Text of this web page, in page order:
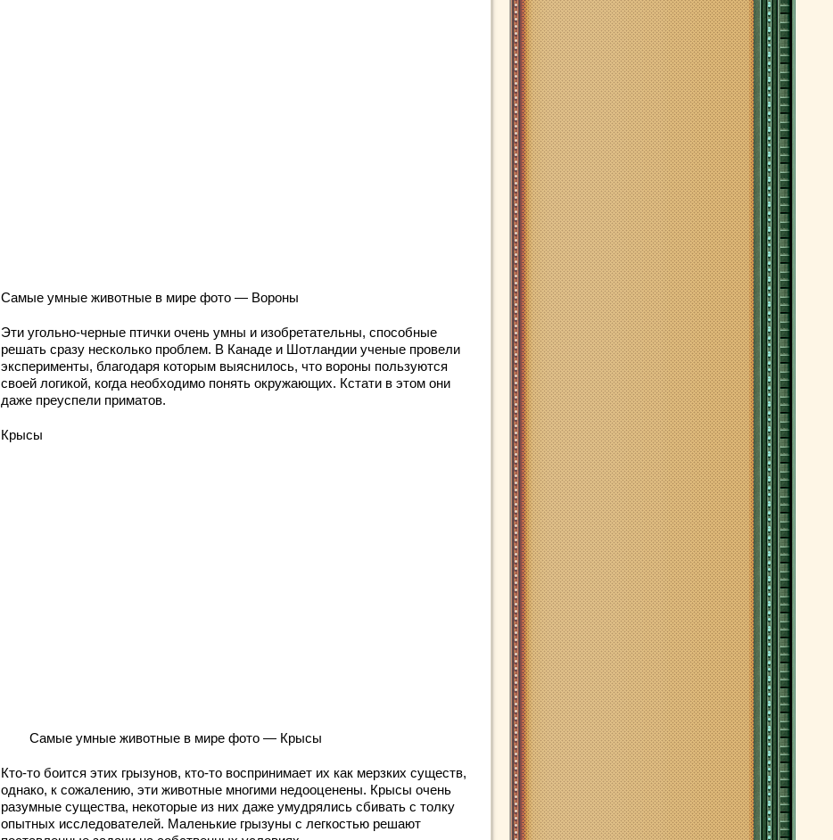
Самые умные животные в мире фото — Вороны
Эти угольно-черные птички очень умны и изобретательны, способные
решать сразу несколько проблем. В Канаде и Шотландии ученые провели
эксперименты, благодаря которым выяснилось, что вороны пользуются
своей логикой, когда необходимо понять окружающих. Кстати в этом они
даже преуспели приматов.
Крысы
Самые умные животные в мире фото — Крысы
Кто-то боится этих грызунов, кто-то воспринимает их как мерзких существ,
однако, к сожалению, эти животные многими недооценены. Крысы очень
разумные существа, некоторые из них даже умудрялись сбивать с толку
опытных исследователей. Маленькие грызуны с легкостью решают